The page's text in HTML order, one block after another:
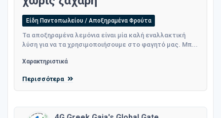
Είδη Παντοπωλείου / Αποξηραμένα Φρούτα
Τα αποξηραμένα λεμόνια είναι μία καλή εναλλακτική
λύση για να τα χρησιμοποιήσουμε στο φαγητό μας. Μπ...
Χαρακτηριστικά
Περισσότερα